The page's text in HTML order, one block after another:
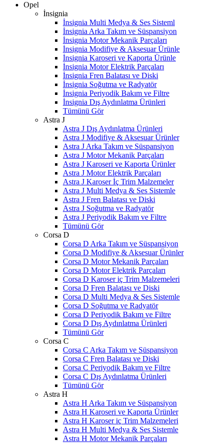
Opel
İnsignia
İnsignia Multi Medya & Ses Sisteml
İnsignia Arka Takım ve Süspansiyon
İnsignia Motor Mekanik Parçaları
İnsignia Modifiye & Aksesuar Ürünle
İnsignia Karoseri ve Kaporta Ürünle
İnsignia Motor Elektrik Parçaları
İnsignia Fren Balatası ve Diski
İnsignia Soğutma ve Radyatör
İnsignia Periyodik Bakım ve Filtre
İnsignia Dış Aydınlatma Ürünleri
Tümünü Gör
Astra J
Astra J Dış Aydınlatma Ürünleri
Astra J Modifiye & Aksesuar Ürünler
Astra J Arka Takım ve Süspansiyon
Astra J Motor Mekanik Parçaları
Astra J Karoseri ve Kaporta Ürünler
Astra J Motor Elektrik Parçaları
Astra J Karoser İç Trim Malzemeler
Astra J Multi Medya & Ses Sistemle
Astra J Fren Balatası ve Diski
Astra J Soğutma ve Radyatör
Astra J Periyodik Bakım ve Filtre
Tümünü Gör
Corsa D
Corsa D Arka Takım ve Süspansiyon
Corsa D Modifiye & Aksesuar Ürünler
Corsa D Motor Mekanik Parçaları
Corsa D Motor Elektrik Parçaları
Corsa D Karoser iç Trim Malzemeleri
Corsa D Fren Balatası ve Diski
Corsa D Multi Medya & Ses Sistemle
Corsa D Soğutma ve Radyatör
Corsa D Periyodik Bakım ve Filtre
Corsa D Dış Aydınlatma Ürünleri
Tümünü Gör
Corsa C
Corsa C Arka Takım ve Süspansiyon
Corsa C Fren Balatası ve Diski
Corsa C Periyodik Bakım ve Filtre
Corsa C Dış Aydınlatma Ürünleri
Tümünü Gör
Astra H
Astra H Arka Takım ve Süspansiyon
Astra H Karoseri ve Kaporta Ürünler
Astra H Karoser iç Trim Malzemeleri
Astra H Multi Medya & Ses Sistemle
Astra H Motor Mekanik Parçaları